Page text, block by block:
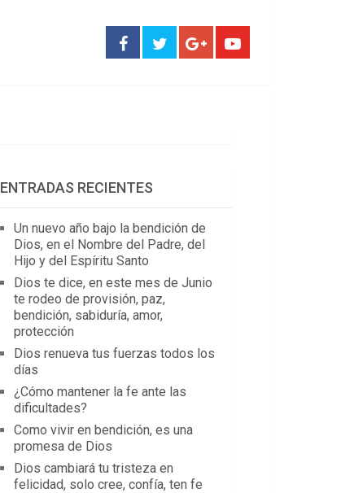
ENTRADAS RECIENTES
Un nuevo año bajo la bendición de
Dios, en el Nombre del Padre, del
Hijo y del Espíritu Santo
Dios te dice, en este mes de Junio
te rodeo de provisión, paz,
bendición, sabiduría, amor,
protección
Dios renueva tus fuerzas todos los
días
¿Cómo mantener la fe ante las
dificultades?
Como vivir en bendición, es una
promesa de Dios
Dios cambiará tu tristeza en
felicidad, solo cree, confía, ten fe